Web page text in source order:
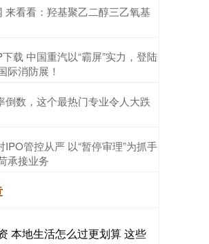
来看看：羟基聚乙二醇三乙氧基
载 中国重汽以“霸屏”实力，登陆
际消防展！
倒数，这个最热门专业令人大跌
IPO管控从严 以“暂停审理”为抓手
承接业务
本地生活怎么过更划算 这些